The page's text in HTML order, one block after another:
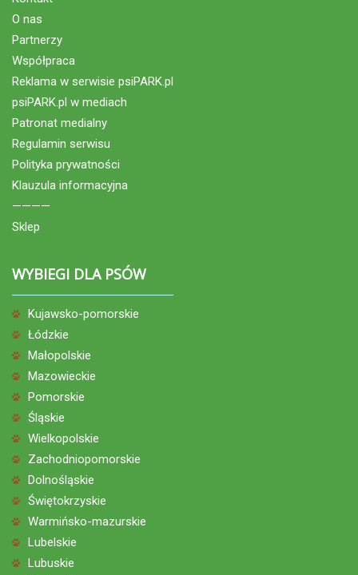
O nas
Partnerzy
Współpraca
Reklama w serwisie psiPARK.pl
psiPARK.pl w mediach
Patronat medialny
Regulamin serwisu
Polityka prywatności
Klauzula informacyjna
————
Sklep
WYBIEGI DLA PSÓW
Kujawsko-pomorskie
Łódzkie
Małopolskie
Mazowieckie
Pomorskie
Śląskie
Wielkopolskie
Zachodniopomorskie
Dolnośląskie
Świętokrzyskie
Warmińsko-mazurskie
Lubelskie
Lubuskie